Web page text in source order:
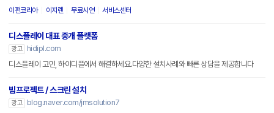
이펀코리아 이지렌 무료시연 서비스센터
디스플레이 대표 중개 플랫폼
광고
hidipl.com
디스플레이 고민, 하이디플에서 해결하세요.다양한 설치사례와 빠른 상담을 제공합니다
빔프로젝트 / 스크린 설치
광고
blog.naver.com/jmsolution7